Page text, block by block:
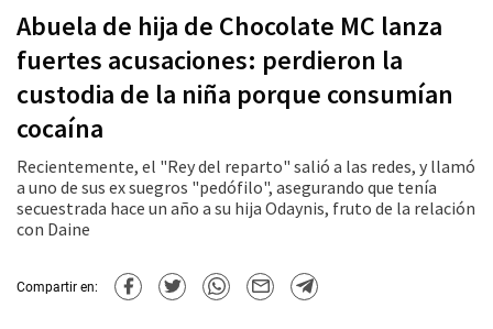
Abuela de hija de Chocolate MC lanza
fuertes acusaciones: perdieron la
custodia de la niña porque consumían
cocaína
Recientemente, el "Rey del reparto" salió a las redes, y llamó
a uno de sus ex suegros "pedófilo", asegurando que tenía
secuestrada hace un año a su hija Odaynis, fruto de la relación
con Daine
Compartir en: